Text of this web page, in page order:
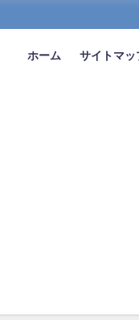
ホーム サイトマッ